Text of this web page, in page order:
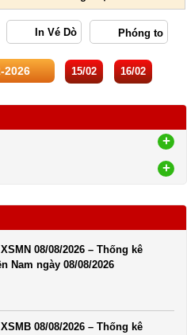
15/02 16/02
08/08/2026 – Thống kê
Nam ngày 08/08/2026
08/08/2026 – Thống kê